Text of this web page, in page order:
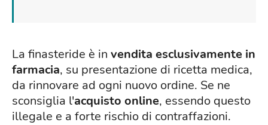
La finasteride è in vendita esclusivamente in
farmacia, su presentazione di ricetta medica,
da rinnovare ad ogni nuovo ordine. Se ne
sconsiglia l'acquisto online, essendo questo
illegale e a forte rischio di contraffazioni.